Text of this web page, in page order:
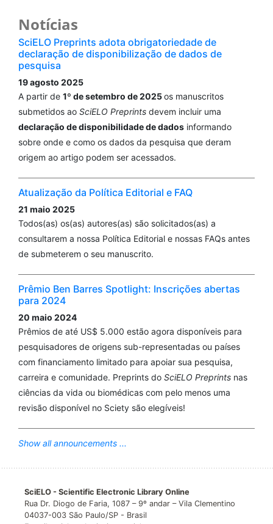
Notícias
SciELO Preprints adota obrigatoriedade de
declaração de disponibilização de dados de
pesquisa
19 agosto 2025
A partir de 1º de setembro de 2025os manuscritos
submetidos ao SciELO Preprints devem incluir uma
declaração de disponibilidade de dados informando
sobre onde e como os dados da pesquisa que deram
origem ao artigo podem ser acessados.
Atualização da Política Editorial e FAQ
21 maio 2025
Todos(as) os(as) autores(as) são solicitados(as) a
consultarem a nossa Política Editorial e nossas FAQs antes
de submeterem o seu manuscrito.
Prêmio Ben Barres Spotlight: Inscrições abertas
para 2024
20 maio 2024
Prêmios de até US$ 5.000 estão agora disponíveis para
pesquisadores de origens sub-representadas ou países
com financiamento limitado para apoiar sua pesquisa,
carreira e comunidade. Preprints do SciELO Preprints nas
ciências da vida ou biomédicas com pelo menos uma
revisão disponível no Sciety são elegíveis!
Show all announcements ...
SciELO - Scientific Electronic Library Online
Rua Dr. Diogo de Faria, 1087 – 9º andar – Vila Clementino
04037-003 São Paulo/SP - Brasil